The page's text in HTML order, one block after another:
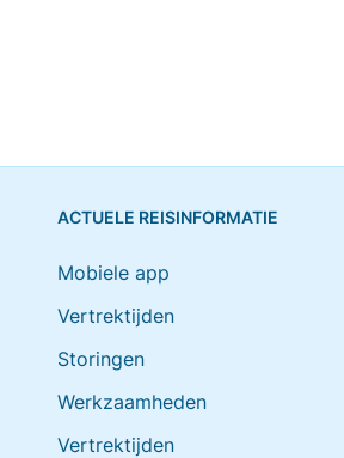
ACTUELE REISINFORMATIE
Mobiele app
Vertrektijden
Storingen
Werkzaamheden
Vertrektijden